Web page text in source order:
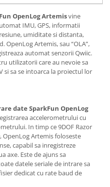
OpenLog Artemisvine
IMU, GPS, informatii
umiditate si distanta,
OpenLog Artemis, sau “OLA”,
automat senzorii Qwiic.
utilizatorii care au nevoie sa
si sa se intoarca la proiectul lor
date SparkFun OpenLog
accelerometrului cu
In timp ce 9DOF Razor
OpenLog Artemis foloseste
capabil sa inregistreze
axe. Este de ajuns sa
datele seriale de intrare sa
dedicat cu rate baud de